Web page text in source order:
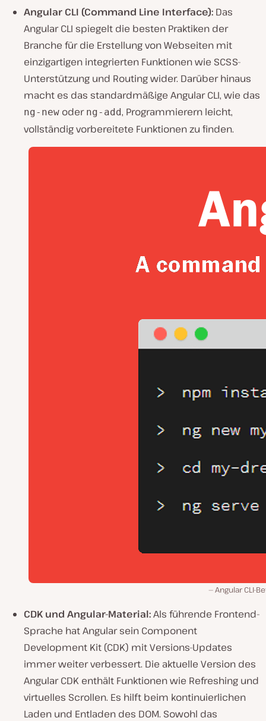
Angular CLI (Command Line Interface): Das
Angular CLI spiegelt die besten Praktiken der
Branche für die Erstellung von Webseiten mit
einzigartigen integrierten Funktionen wie SCSS-
Unterstützung und Routing wider. Darüber hinaus
macht es das standardmäßige Angular CLI, wie das
ng-new oder ng-add, Programmierern leicht,
vollständig vorbereitete Funktionen zu finden.
Angular CLI-
CDK und Angular-Material:Als führende Frontend-
Sprache hat Angular sein Component
Development Kit (CDK) mit Versions-Updates
immer weiter verbessert. Die aktuelle Version des
Angular CDK enthält Funktionen wie Refreshing und
virtuelles Scrollen. Es hilft beim kontinuierlichen
Laden und Entladen des DOM. Sowohl das